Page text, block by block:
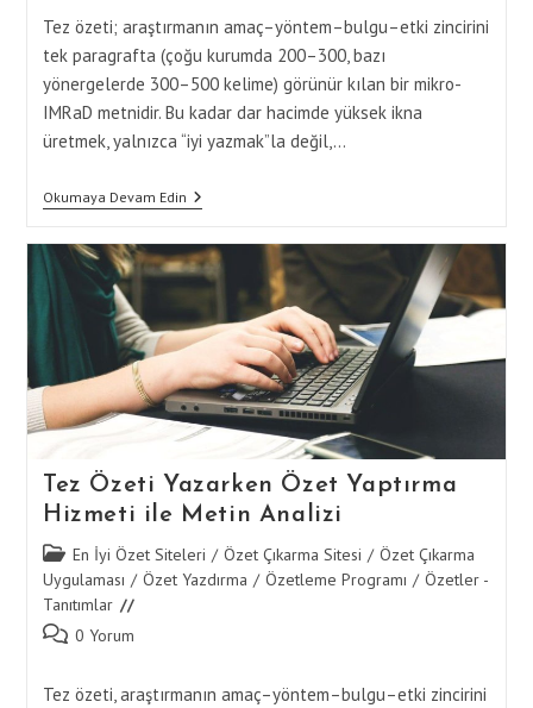
Tez özeti; araştırmanın amaç–yöntem–bulgu–etki zincirini
tek paragrafta (çoğu kurumda 200–300, bazı
yönergelerde 300–500 kelime) görünür kılan bir mikro-
IMRaD metnidir. Bu kadar dar hacimde yüksek ikna
üretmek, yalnızca “iyi yazmak”la değil,…
Okumaya Devam EdinÖzet
Yaptırma
Ile
Tez
Özeti
Yazımının
İncelikleri
Tez Özeti Yazarken Özet Yaptırma
Hizmeti ile Metin Analizi
Post
category:
En İyi Özet Siteleri / Özet Çıkarma Sitesi / Özet Çıkarma
Uygulaması / Özet Yazdırma / Özetleme Programı / Özetler -
Tanıtımlar
Post 0 Yorum
Tez özeti, araştırmanın amaç–yöntem–bulgu–etki zincirini